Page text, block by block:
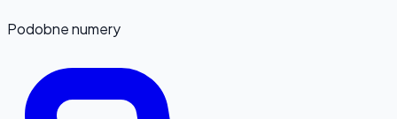
Podobne numery